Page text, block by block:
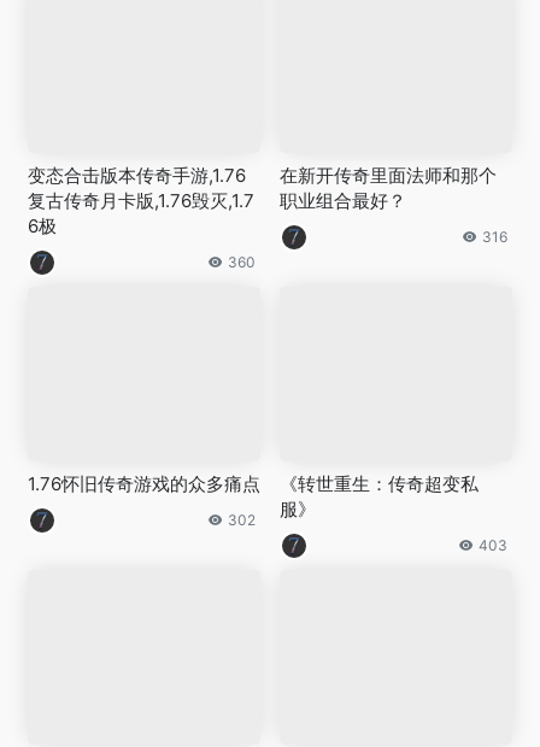
变态合击版本传奇手游,1.76
复古传奇月卡版,1.76毁灭,1.7
6极
360
在新开传奇里面法师和那个
职业组合最好？
316
1.76怀旧传奇游戏的众多痛点
302
《转世重生：传奇超变私
服》
403